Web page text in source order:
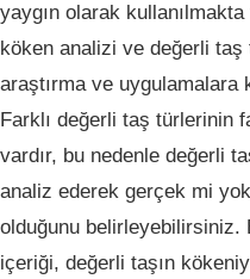
yaygın olarak
köken analizi ve değerli taş
araştırma ve uygulamalara
Farklı değerli taş türlerinin
vardır, bu nedenle değerli
analiz ederek gerçek mi
olduğunu
içeriği, değerli taşın